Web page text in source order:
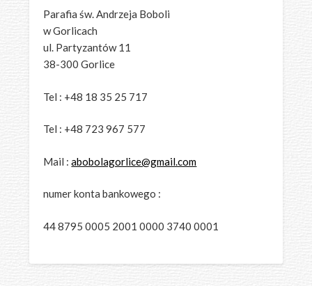
Parafia św. Andrzeja Boboli
w Gorlicach
ul. Partyzantów 11
38-300 Gorlice
Tel : +48 18 35 25 717
Tel : +48 723 967 577
Mail :abobolagorlice@gmail.com
numer konta bankowego :
44 8795 0005 2001 0000 3740 0001